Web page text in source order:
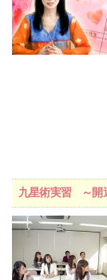
九星術実習 ～開